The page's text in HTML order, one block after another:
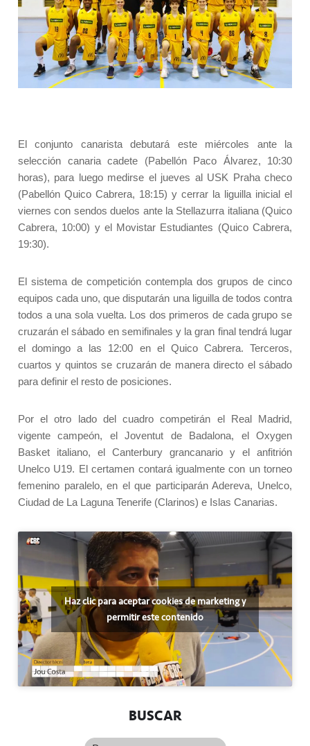
El conjunto canarista debutará este miércoles ante la
selección canaria cadete (Pabellón Paco Álvarez, 10:30
horas), para luego medirse el jueves al USK Praha checo
(Pabellón Quico Cabrera, 18:15) y cerrar la liguilla inicial el
viernes con sendos duelos ante la Stellazurra italiana (Quico
Cabrera, 10:00) y el Movistar Estudiantes (Quico Cabrera,
19:30).
El sistema de competición contempla dos grupos de cinco
equipos cada uno, que disputarán una liguilla de todos contra
todos a una sola vuelta. Los dos primeros de cada grupo se
cruzarán el sábado en semifinales y la gran final tendrá lugar
el domingo a las 12:00 en el Quico Cabrera. Terceros,
cuartos y quintos se cruzarán de manera directo el sábado
para definir el resto de posiciones.
Por el otro lado del cuadro competirán el Real Madrid,
vigente campeón, el Joventut de Badalona, el Oxygen
Basket italiano, el Canterbury grancanario y el anfitrión
Unelco U19. El certamen contará igualmente con un torneo
femenino paralelo, en el que participarán Adereva, Unelco,
Ciudad de La Laguna Tenerife (Clarinos) e Islas Canarias.
Haz clic para aceptar cookies de marketing y
permitir este contenido
BUSCAR